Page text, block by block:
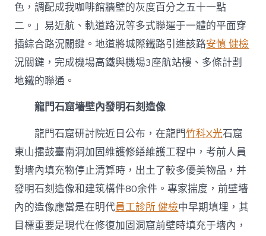
色，調配成我咖啡館牆壁的灰度百分之五十一點
二。」易近航、軌道路況等多式聯運于一體的平面穿
插綜合路況關鍵。地道將城際鐵路引進該路安慎 健檢
況關鍵，完成機場高鐵與機場3座航站樓、多條計劃
地鐵的聯通。
龍門石窟墻壁內發明石刻造像
龍門石窟研討院近日公布，在龍門竹科X光石窟
東山擂鼓臺南洞加固維護修繕維護工程中，考前人員
對墻內填充物停止清算時，出土了較多優美物品，并
發明石刻造像和建筑構件80余件。專家揣度，前壁墻
內的造像應當是在明代員工診所 健檢中早期填埋，其
目標重要是現代在修復加固洞窟前壁時填充于墻內，